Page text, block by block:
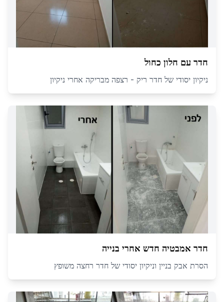
חדר עם חלון כחול
ניקיון יסודי של חדר ריק - רצפה מבריקה אחרי ניקיון
חדר אמבטיה חדש אחרי בנייה
הסרת אבק בניין וניקיון יסודי של חדר רחצה משופץ